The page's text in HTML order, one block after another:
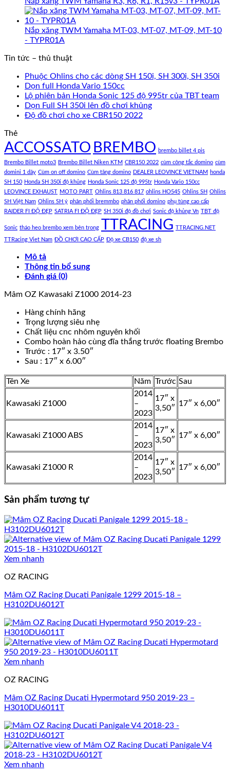
Nắp xăng TWM Yamaha MT-03, MT-07, MT-09, MT-10
- TYPR01A
Tin tức – thủ thuật
Phuộc Ohlins cho các dòng SH 150i, SH 300i, SH 350i
Dọn full Honda Vario 150cc
Lộ phiên bản Honda Sonic 125 độ 995tr của TBT team
Dọn Full SH 350i lên đồ chơi khủng
Độ đồ chơi cho xe CBR150 2022
Thẻ
ACCOSSATO BREMBO brembo billet 4 pis
Brembo Billet moto3 Brembo Billet Niken KTM CBR150 2022 cùm công tắc domino cùm
domini 1 dây Cùm on off domino Cùm tăng domino DEALER LEOVINCE VIETNAM honda
SH 150 Honda SH 350i độ khủng Honda Sonic 125 độ 995tr Honda Vario 150cc
LEOVINCE EXHAUST MOTO PART Ohlins 813 816 817 ohlins HO545 Ohlins SH Ohlins
SH Việt Nam Ohlins SH ý phân phối bremmbo phân phối domino phụ tùng cao cấp
RAIDER FI ĐỘ ĐẸP SATRIA FI ĐỘ ĐẸP SH 350i độ đồ chơi Sonic độ khủng Vn TBT độ
Sonic tháo heo brembo xem bên trong TTRACING TTRACING.NET
TTRacing Viet Nam ĐỒ CHƠI CAO CẤP Độ xe CB150 độ xe sh
Mô tả
Thông tin bổ sung
Đánh giá (0)
Mâm OZ Kawasaki Z1000 2014-23
Hàng chính hãng
Trọng lượng siêu nhẹ
Chất liệu cnc nhôm nguyên khối
Combo hoàn hảo cùng đĩa thắng trước floating Brembo
Trước : 17″ x 3.50″
Sau : 17″ x 6.00″
Tên Xe Năm Trước Sau
Kawasaki Z1000
2014
–
2023
17″ x
3,50″
17″ x 6,00″
Kawasaki Z1000 ABS
2014
–
2023
17″ x
3,50″
17″ x 6,00″
Kawasaki Z1000 R
2014
–
2023
17″ x
3,50″
17″ x 6,00″
Sản phẩm tương tự
Xem nhanh
OZ RACING
Mâm OZ Racing Ducati Panigale 1299 2015-18 –
H3102DU6012T
Xem nhanh
OZ RACING
Mâm OZ Racing Ducati Hypermotard 950 2019-23 –
H3010DU6011T
Xem nhanh